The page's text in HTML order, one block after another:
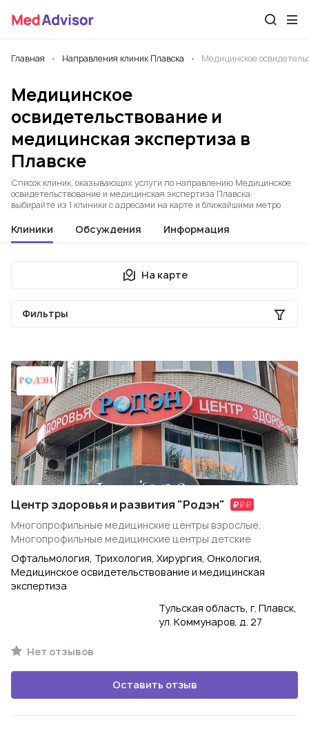
Главная Направления клиник Плавска Медицинское
Медицинское
освидетельствование и
медицинская экспертиза в
Плавске
Список клиник, оказывающих услуги по направлению Медицинское
освидетельствование и медицинская экспертиза Плавска:
выбирайте из 1 клиники с адресами на карте и ближайшими метро
Клиники Обсуждения Информация
На карте
Фильтры
Центр здоровья и развития "Родэн"
Многопрофильные медицинские центры взрослые,
Многопрофильные медицинские центры детские
Офтальмология, Трихология, Хирургия, Онкология,
Медицинское освидетельствование и медицинская
экспертиза
Тульская область, г. Плавск,
ул. Коммунаров, д. 27
Нет отзывов
Оставить отзыв